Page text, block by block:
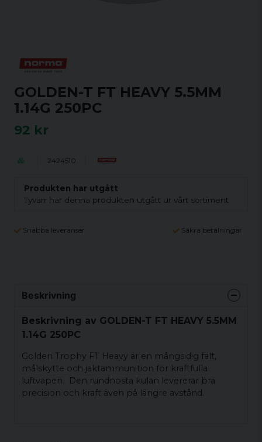
GOLDEN-T FT HEAVY 5.5MM
1.14G 250PC
92 kr
2424510
Produkten har utgått
Tyvärr har denna produkten utgått ur vårt sortiment
Snabba leveranser Säkra betalningar
Beskrivning
Beskrivning av GOLDEN-T FT HEAVY 5.5MM
1.14G 250PC
Golden Trophy FT Heavy är en mångsidig fält,
målskytte och jaktammunition för kraftfulla
luftvapen. Den rundnosta kulan levererar bra
precision och kraft även på längre avstånd.